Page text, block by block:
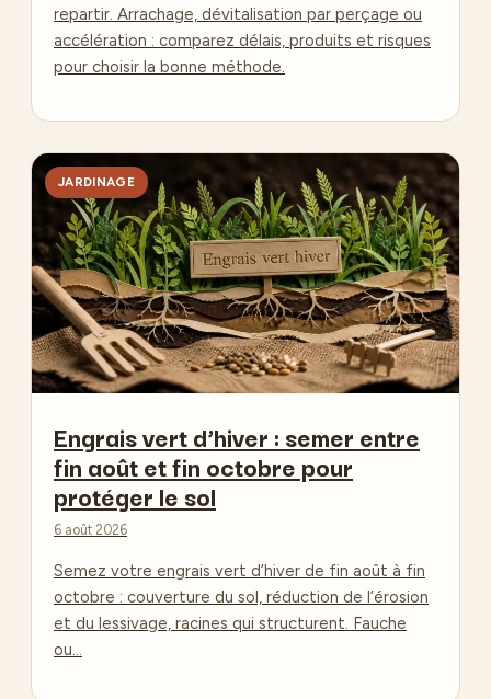
repartir. Arrachage, dévitalisation par perçage ou
accélération : comparez délais, produits et risques
pour choisir la bonne méthode.
JARDINAGE
Engrais vert d’hiver : semer entre
fin août et fin octobre pour
protéger le sol
6 août 2026
Semez votre engrais vert d’hiver de fin août à fin
octobre : couverture du sol, réduction de l’érosion
et du lessivage, racines qui structurent. Fauche
ou…